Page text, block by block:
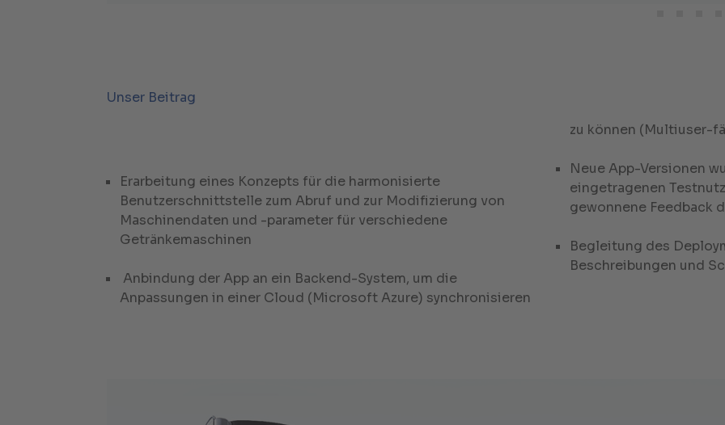
Unser Beitrag
Erarbeitung eines Konzepts für die harmonisierte
Benutzerschnittstelle zum Abruf und zur Modifizierung von
Maschinendaten und -parameter für verschiedene
Getränkemaschinen
Anbindung der App an ein Backend-System, um die
Anpassungen in einer Cloud (Microsoft Azure) synchronisieren
zu können (Multiuser-
Neue App-Versionen
eingetragenen
gewonnene Feedback
Begleitung des
Beschreibungen und